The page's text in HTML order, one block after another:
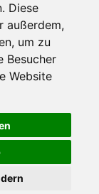
Diese
außerdem,
um zu
Besucher
Website
весь функционал
и, при желании,